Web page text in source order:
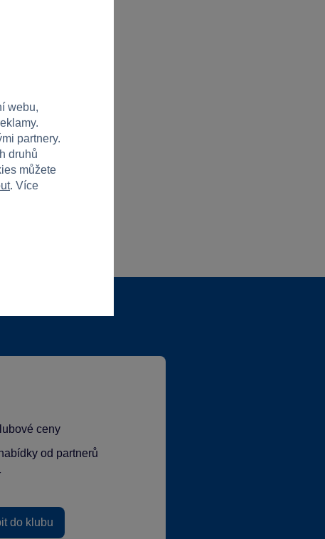
ceny
od partnerů
do klubu
webu,
partnery.
druhů
můžete
. Více